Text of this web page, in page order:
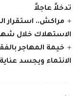
تدخلاً عاجلاً
مراكش.. استقرار
الاستهلاك خلال
خيمة المهاجر
الانتماء ويجسد